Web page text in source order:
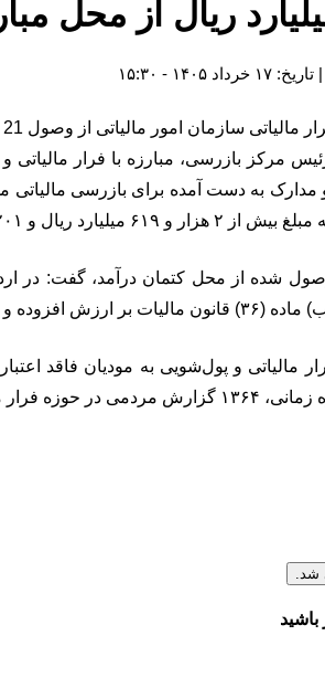
21 هزار میلیارد ریال مالیات و جرایم از محل مبارزه با فرار مالیاتی خبر داد.
از این بخش مالیات وصول شده است.
دریافت شده است.
شد.